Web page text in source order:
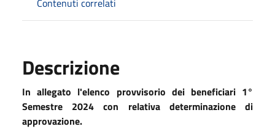
Descrizione
In allegato l'elenco provvisorio dei beneficiari 1°
Semestre 2024 con relativa determinazione di
approvazione.